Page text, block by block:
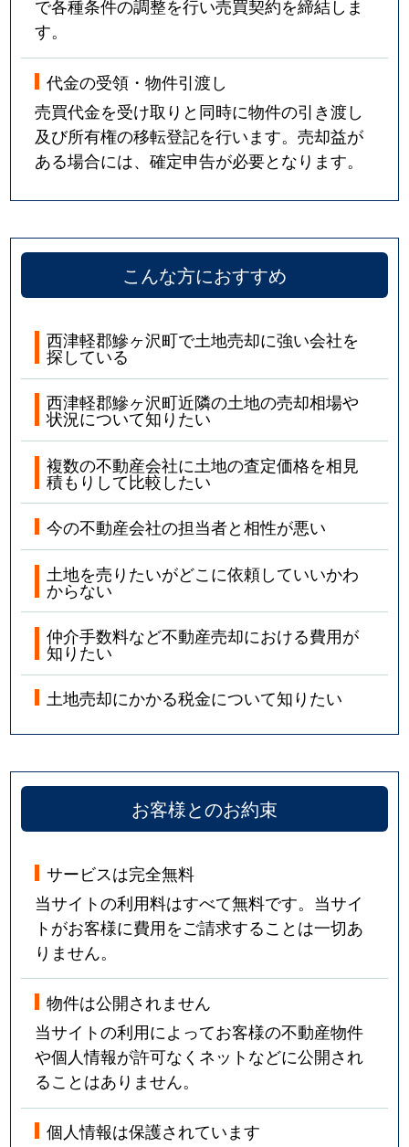
で各種条件の調整を行い売買契約を締結しま
す。
代金の受領・物件引渡し
売買代金を受け取りと同時に物件の引き渡し
及び所有権の移転登記を行います。売却益が
ある場合には、確定申告が必要となります。
こんな方におすすめ
西津軽郡鰺ヶ沢町で土地売却に強い会社を
探している
西津軽郡鰺ヶ沢町近隣の土地の売却相場や
状況について知りたい
複数の不動産会社に土地の査定価格を相見
積もりして比較したい
今の不動産会社の担当者と相性が悪い
土地を売りたいがどこに依頼していいかわ
からない
仲介手数料など不動産売却における費用が
知りたい
土地売却にかかる税金について知りたい
お客様とのお約束
サービスは完全無料
当サイトの利用料はすべて無料です。当サイ
トがお客様に費用をご請求することは一切あ
りません。
物件は公開されません
当サイトの利用によってお客様の不動産物件
や個人情報が許可なくネットなどに公開され
ることはありません。
個人情報は保護されています